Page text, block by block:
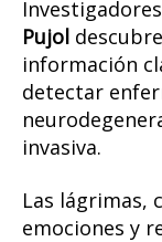
Pujol
información
detectar
invasiva.
Las lágrimas,
emociones y